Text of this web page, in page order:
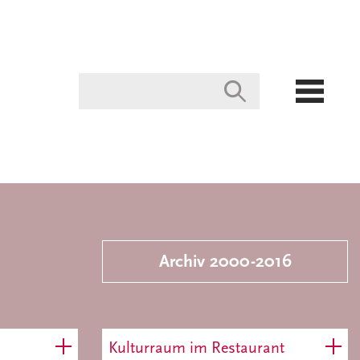
Archiv 2000-2016
Kulturraum im Restaurant